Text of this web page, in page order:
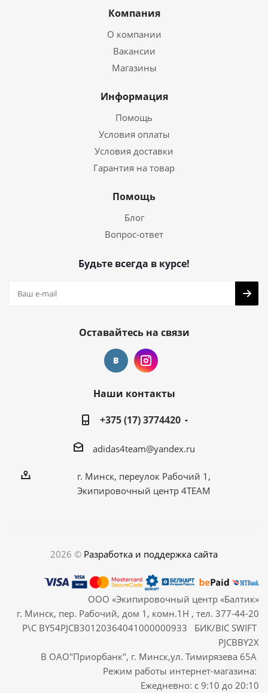
Компания
О компании
Вакансии
Магазины
Информация
Помощь
Условия оплаты
Условия доставки
Гарантия на товар
Помощь
Блог
Вопрос-ответ
Будьте всегда в курсе!
Оставайтесь на связи
Наши контакты
+375 (17) 3774420
adidas4team@yandex.ru
г. Минск, переулок Рабочий 1,
Экипировочный центр 4TEAM
2026 © Разработка и поддержка сайта
ООО «Экипировочный центр «Балтик»
г. Минск, пер. Рабочий, дом 1, комн.1Н , тел. 377-44-20
Р\С BY54PJCB30120364041000000933 БИК/BIC SWIFT
PJCBBY2X
В ОАО"Приорбанк", г. Минск,ул. Тимирязева 65А
Режим работы интернет-магазина:
Ежедневно: с 9:10 до 20:10